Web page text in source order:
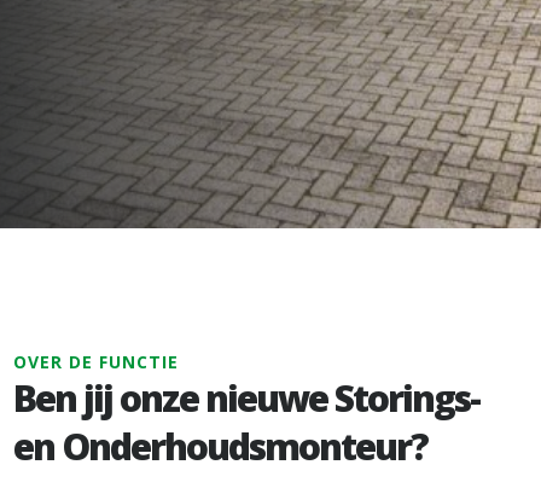
OVER DE FUNCTIE
Ben jij onze nieuwe Storings-
en Onderhoudsmonteur?